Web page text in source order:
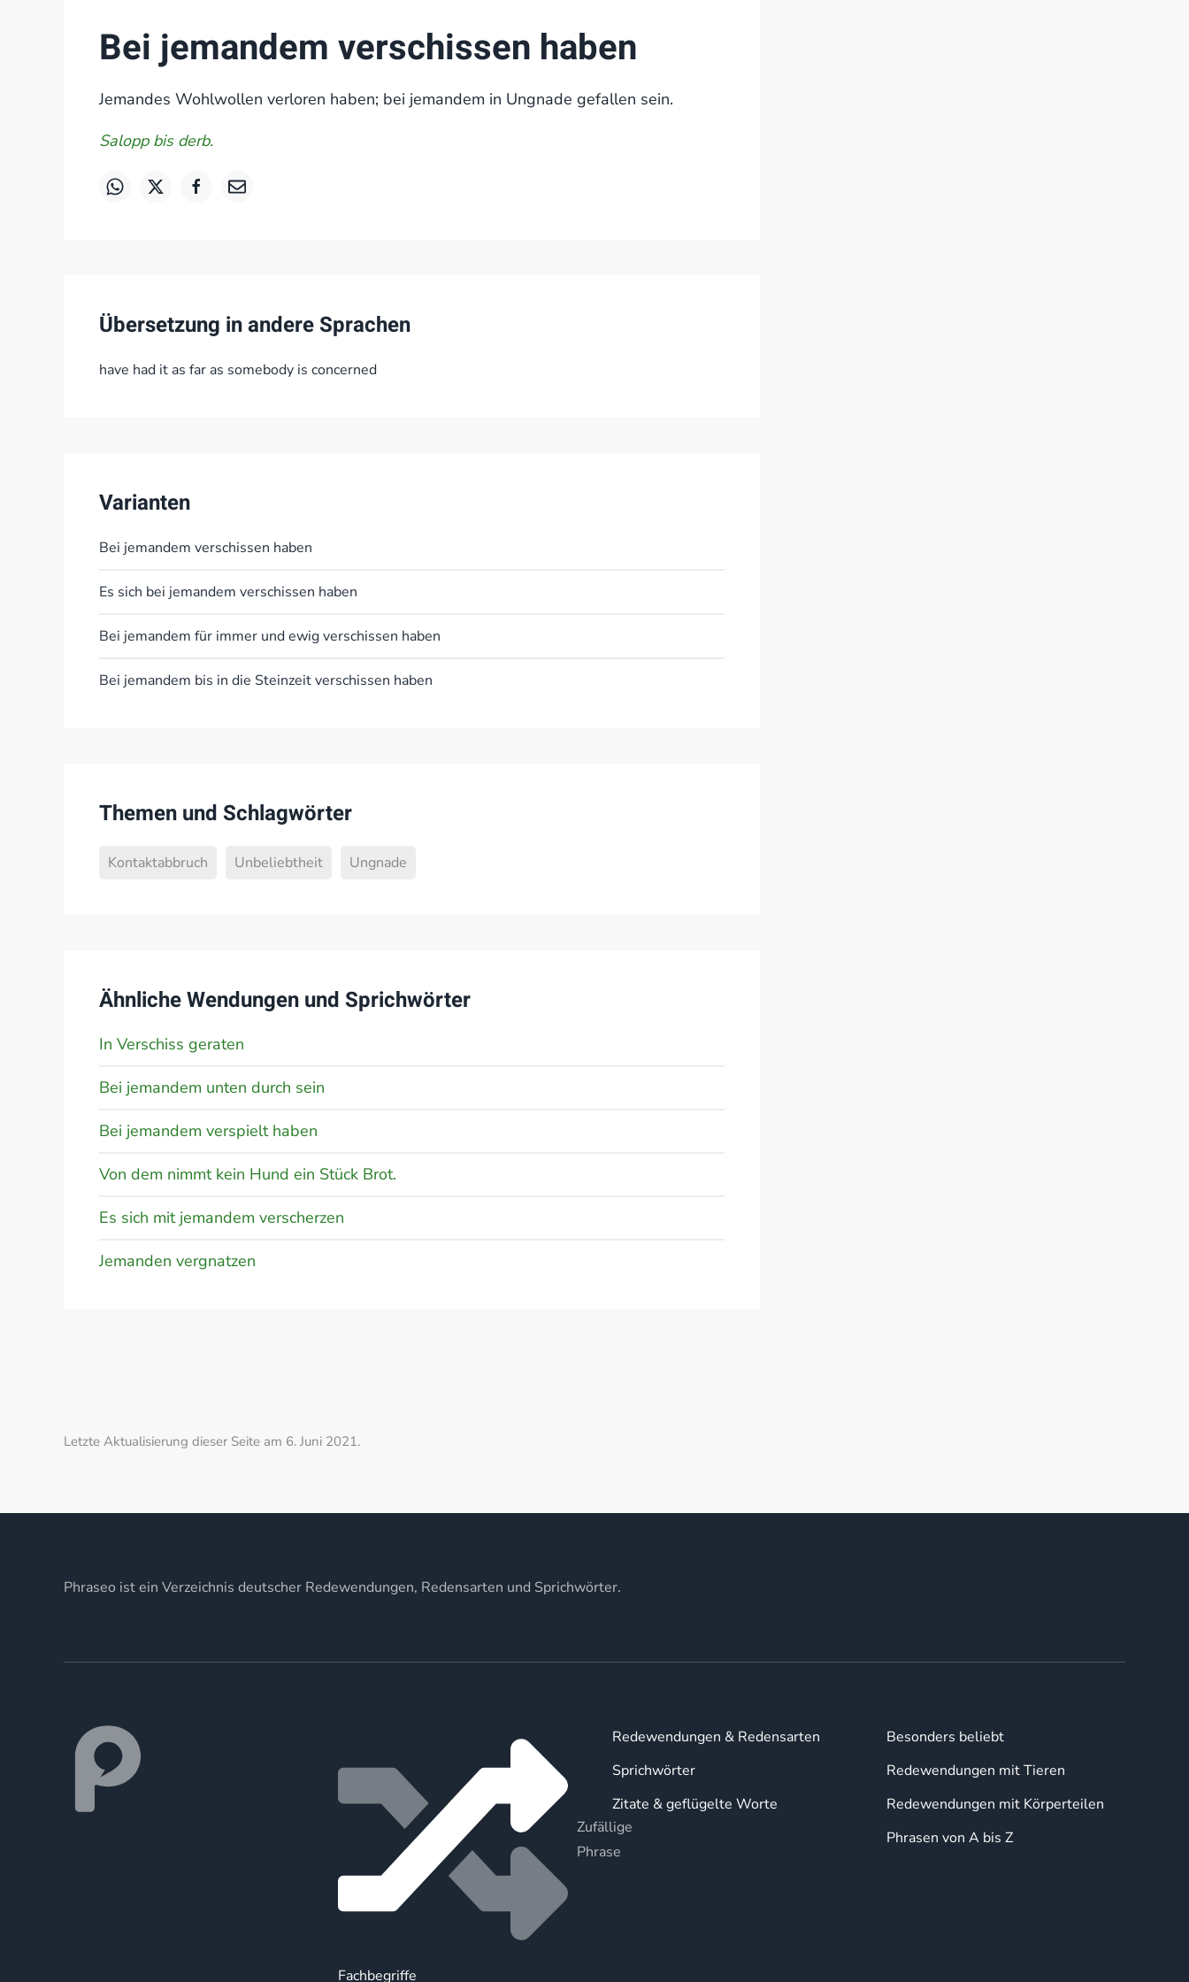
Bei jemandem verschissen haben
Jemandes Wohlwollen verloren haben; bei jemandem in Ungnade gefallen sein.
Salopp bis derb.
Übersetzung in andere Sprachen
have had it as far as somebody is concerned
Varianten
Bei jemandem verschissen haben
Es sich bei jemandem verschissen haben
Bei jemandem für immer und ewig verschissen haben
Bei jemandem bis in die Steinzeit verschissen haben
Themen und Schlagwörter
Kontaktabbruch Unbeliebtheit Ungnade
Ähnliche Wendungen und Sprichwörter
In Verschiss geraten
Bei jemandem unten durch sein
Bei jemandem verspielt haben
Von dem nimmt kein Hund ein Stück Brot.
Es sich mit jemandem verscherzen
Jemanden vergnatzen
Letzte Aktualisierung dieser Seite am 6. Juni 2021.
Phraseo ist ein Verzeichnis deutscher Redewendungen, Redensarten und Sprichwörter.
Zufällige
Phrase
Fachbegriffe
Redewendungen & Redensarten
Sprichwörter
Zitate & geflügelte Worte
Besonders beliebt
Redewendungen mit Tieren
Redewendungen mit Körperteilen
Phrasen von A bis Z